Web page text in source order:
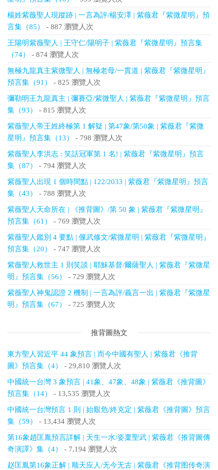
楊姓紫薇聖人現蹤跡 | 一言為評/楊安澤 | 紫薇君『紫微星明』預
言集（85）
- 887 瀏覽人次
王陽明紫薇聖人 | 王守仁/陽明子 | 紫薇君『紫微星明』預言集
（74）
- 874 瀏覽人次
無極九龍真主紫微聖人 | 無極老母/一貫道 | 紫薇君『紫微星明』
預言集（91）
- 825 瀏覽人次
彌勒明王九龍真主 | 彌賽亞/紫微聖人 | 紫薇君『紫微星明』預言
集（93）
- 815 瀏覽人次
紫薇聖人帝王姓終極第 1 解疑 | 第47象/第50象 | 紫薇君『紫微
星明』預言集（13）
- 798 瀏覽人次
紫薇聖人李洪志 : 笑話冠軍第 1 名! | 紫薇君『紫微星明』預言
集（87）
- 794 瀏覽人次
紫薇聖人出現 1 個時間點 | 122/2033 | 紫薇君『紫微星明』預言
集（43）
- 788 瀏覽人次
紫薇聖人天命所在 | 《推背圖》/第 50 象 | 紫薇君『紫微星明』
預言集（61）
- 769 瀏覽人次
紫薇聖人鑑別 4 要點 | 偃武修文/紫微星明 | 紫薇君『紫微星明』
預言集（20）
- 747 瀏覽人次
紫薇聖人救世主 1 則笑談 | 耶穌基督/爾薩聖人 | 紫薇君『紫微星
明』預言集（56）
- 729 瀏覽人次
紫薇聖人神鬼認證 2 機制 | 一言為評/義言一出 | 紫薇君『紫微星
明』預言集（67）
- 725 瀏覽人次
推背圖熱文
東方聖人習近平 44 象預言 | 而今中國有聖人 | 紫薇君《推背
圖》預言集（4）
- 29,810 瀏覽人次
中國統一台灣 3 象預言 | 41象、47象、48象 | 紫薇君《推背圖》
預言集（14）
- 13,535 瀏覽人次
中國統一台灣預言 1 則 | 始艱危/終克定 | 紫薇君《推背圖》預言
集（59）
- 13,434 瀏覽人次
第16象趙匡胤預言詳解 | 天生一水/姿稟聖武 | 紫薇君《推背圖傳
奇演譯》集（4）
- 7,194 瀏覽人次
赵匡胤第16象正解 | 顺天应人/无今无古 | 紫薇君《推背图传奇演